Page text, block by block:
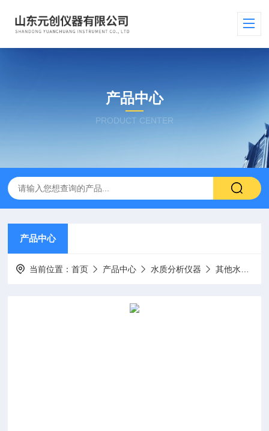
产品中心
PRODUCT CENTER
产品中心
当前位置：首页 产品中心 水质分析仪器 其他水质分析仪